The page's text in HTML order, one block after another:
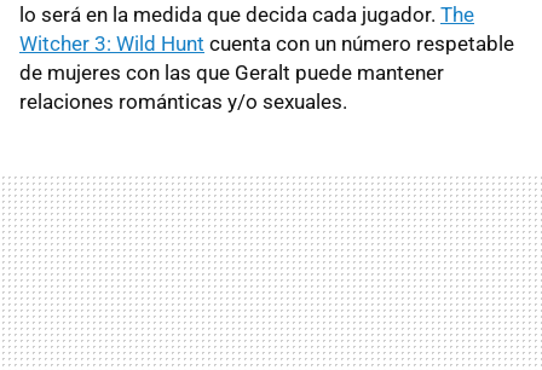
lo será en la medida que decida cada jugador. The
Witcher 3: Wild Hunt cuenta con un número respetable
de mujeres con las que Geralt puede mantener
relaciones románticas y/o sexuales.